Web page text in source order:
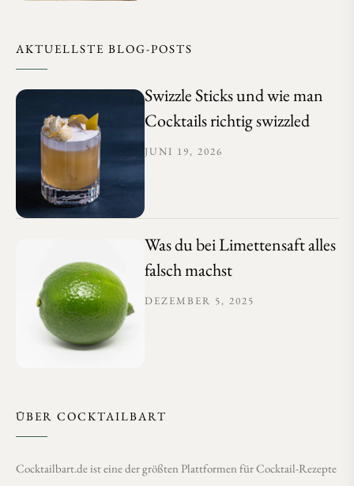
AKTUELLSTE BLOG-POSTS
Swizzle Sticks und wie man
Cocktails richtig swizzled
JUNI 19, 2026
Was du bei Limettensaft alles
falsch machst
DEZEMBER 5, 2025
ÜBER COCKTAILBART
Cocktailbart.de ist eine der größten Plattformen für Cocktail-Rezepte